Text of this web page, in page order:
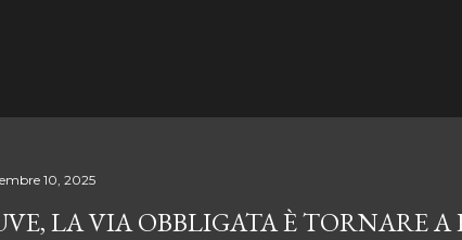
10, 2025
LA VIA OBBLIGATA È TORNARE A